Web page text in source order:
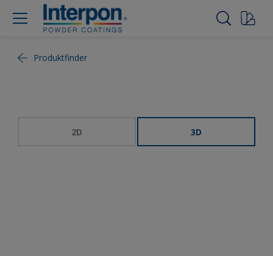
Produktfinder
2D 3D